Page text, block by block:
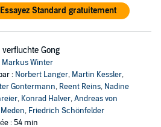
Essayez Standard gratuitement
verfluchte Gong
Markus Winter
: Norbert Langer, Martin Kessler,
Gontermann, Reent Reins, Nadine
, Konrad Halver,Andreas von
, Friedrich Schönfelder
: 54 min